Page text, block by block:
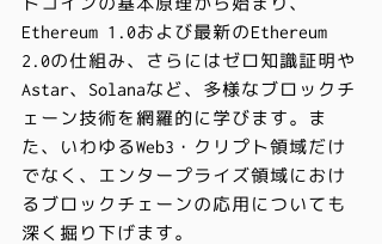
Ethereum 1.0および最新のEthereum
2.0の仕組み、さらにはゼロ知識証明や
Astar、Solanaなど、多様なブロックチ
ェーン技術を網羅的に学びます。ま
た、いわゆるWeb3・クリプト領域だけ
でなく、エンタープライズ領域におけ
るブロックチェーンの応用についても
深く掘り下げます。